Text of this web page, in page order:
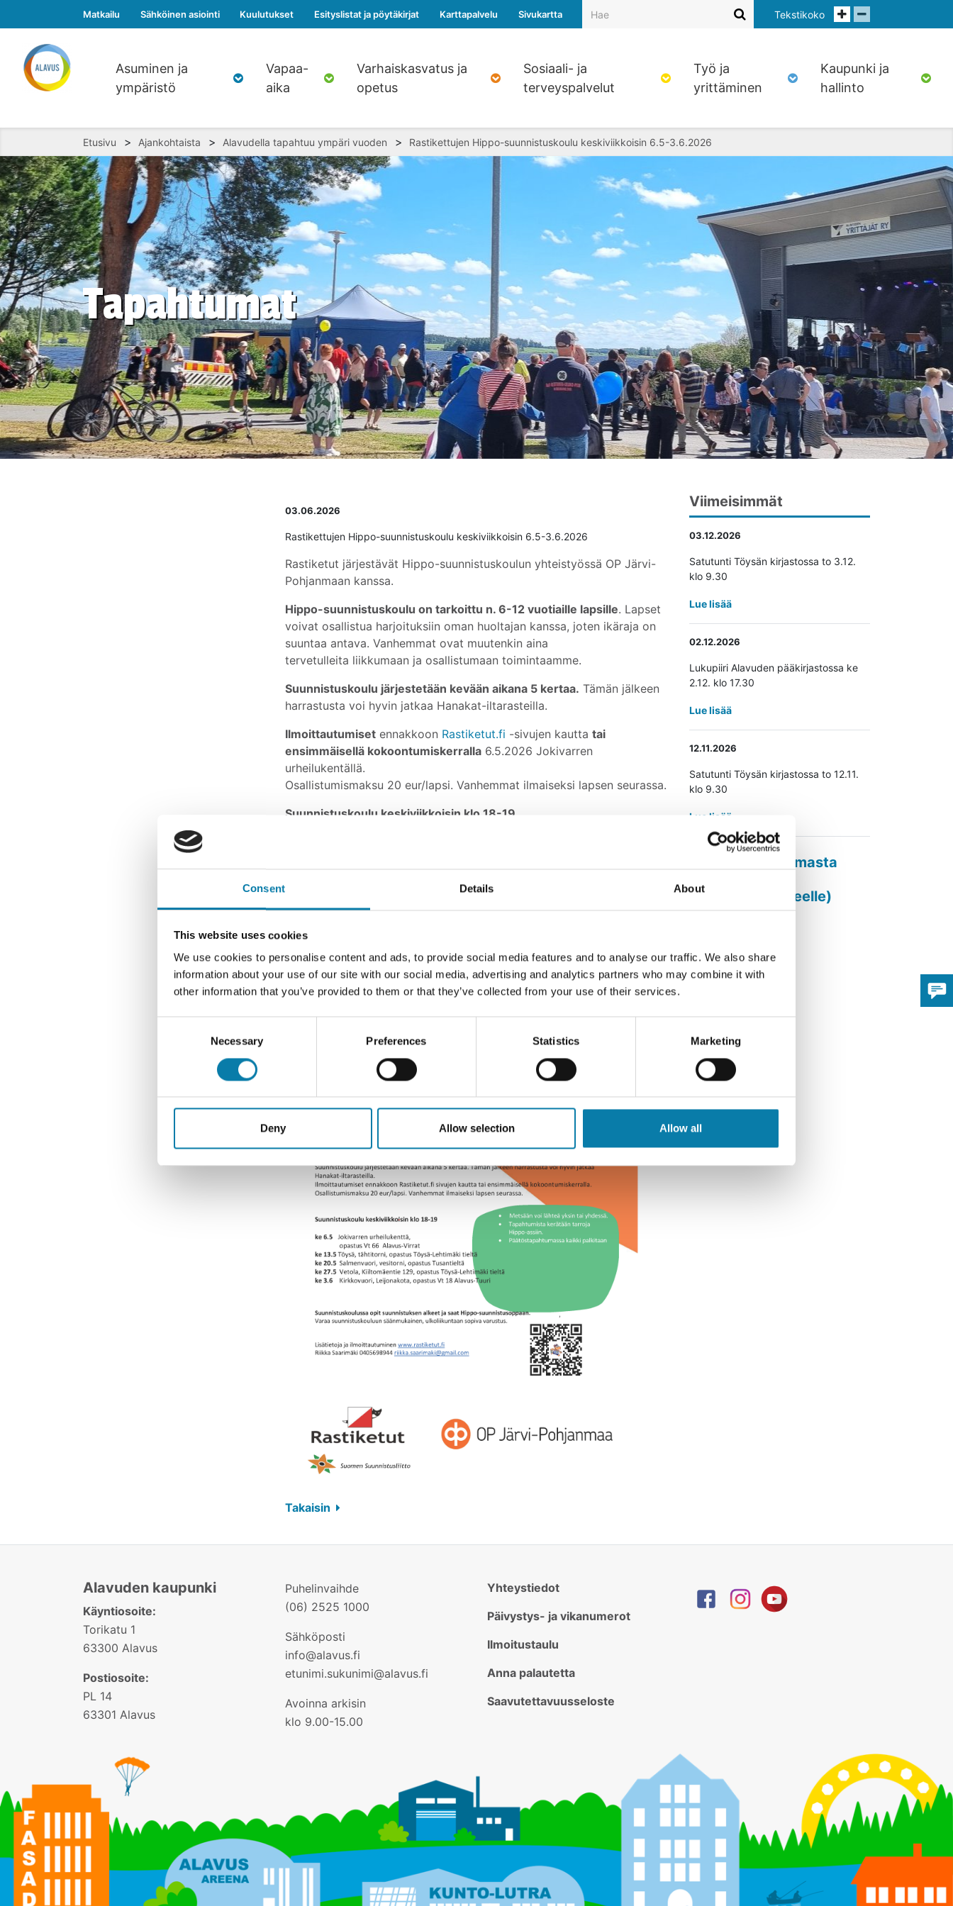
Consent Details About
This website uses cookies
We use cookies to personalise content and ads, to provide social media features and to analyse our traffic. We also share
information about your use of our site with our social media, advertising and analytics partners who may combine it with
other information that you’ve provided to them or that they’ve collected from your use of their services.
Necessary Preferences Statistics Marketing
Deny Allow selection Allow all
Matkailu Sähköinen asiointi Kuulutukset Esityslistat ja pöytäkirjat Karttapalvelu Sivukartta Tekstikoko
Asuminen ja
ympäristö
Vapaa-
aika
Varhaiskasvatus ja
opetus
Sosiaali- ja
terveyspalvelut
Työ ja
yrittäminen
Kaupunki ja
hallinto
Etusivu > Ajankohtaista > Alavudella tapahtuu ympäri vuoden > Rastikettujen Hippo-suunnistuskoulu keskiviikkoisin 6.5-3.6.2026
Tapahtumat
03.06.2026
Rastikettujen Hippo-suunnistuskoulu keskiviikkoisin 6.5-3.6.2026
Rastiketut järjestävät Hippo-suunnistuskoulun yhteistyössä OP Järvi-
Pohjanmaan kanssa.
Hippo-suunnistuskoulu on tarkoittu n. 6-12 vuotiaille lapsille. Lapset
voivat osallistua harjoituksiin oman huoltajan kanssa, joten ikäraja on
suuntaa antava. Vanhemmat ovat muutenkin aina
tervetulleita liikkumaan ja osallistumaan toimintaamme.
Suunnistuskoulu järjestetään kevään aikana 5 kertaa. Tämän jälkeen
harrastusta voi hyvin jatkaa Hanakat-iltarasteilla.
Ilmoittautumiset ennakkoon Rastiketut.fi Avaa uudessa ikkunassa
-sivujen kautta tai
ensimmäisellä kokoontumiskerralla 6.5.2026 Jokivarren
urheilukentällä.
Osallistumismaksu 20 eur/lapsi. Vanhemmat ilmaiseksi lapsen seurassa.
Suunnistuskoulu keskiviikkoisin klo 18-19.
Suunnistuskoulussa opit suunnistuksen alkeet ja saat Hippo-
Varaa suunnistuskouluun säänmukainen, ulkoliikuntaan sopiva varustus.
Lisätietoja ja ilmoittautuminen www.rastiketut.fi
Riikka Saarimäki 0405698944
riikka.saarimaki@gmail.com
Avaa uudessa ikkunassa
Takaisin
Viimeisimmät
03.12.2026
Satutunti Töysän kirjastossa to 3.12.
klo 9.30
Lue lisää
02.12.2026
Lukupiiri Alavuden pääkirjastossa ke
2.12. klo 17.30
Lue lisää
12.11.2026
Satutunti Töysän kirjastossa to 12.11.
klo 9.30
Lue lisää
Ilmoita tapahtumasta
ilmoituslomakkeelle)
Alavuden kaupunki
Käyntiosoite:
Torikatu 1
63300 Alavus
Postiosoite:
PL 14
63301 Alavus
Puhelinvaihde
(06) 2525 1000
Sähköposti
info@alavus.fi
etunimi.sukunimi@alavus.fi
Avoinna arkisin
klo 9.00-15.00
Yhteystiedot
Päivystys- ja vikanumerot
Ilmoitustaulu
Anna palautetta
Saavutettavuusseloste